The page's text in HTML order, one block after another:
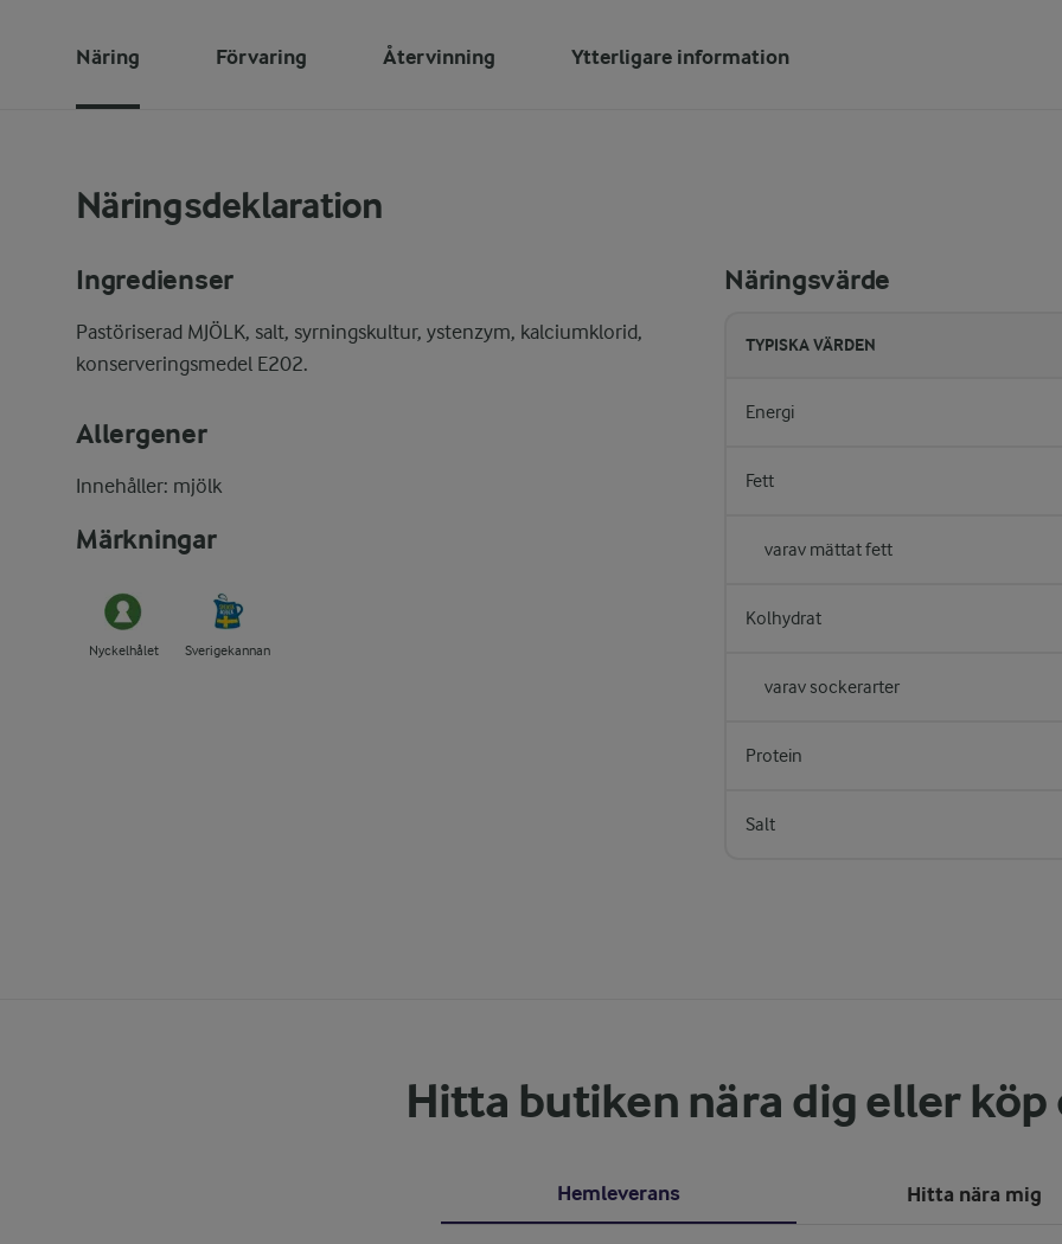
Näring Förvaring Återvinning Ytterligare information
Näringsdeklaration
Ingredienser
Pastöriserad MJÖLK, salt, syrningskultur, ystenzym, kalciumklorid,
konserveringsmedel E202.
Allergener
Innehåller: mjölk
Märkningar
Nyckelhålet Sverigekannan
Näringsvärde
TYPISKA VÄRDEN
Energi
Fett
varav mättat fett
Kolhydrat
varav sockerarter
Protein
Salt
Hitta butiken nära dig eller
Hemleverans Hitta nära mig